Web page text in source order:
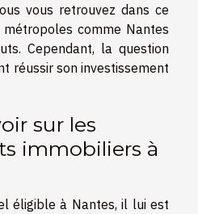
vous retrouvez dans ce
comme Nantes
Cependant, la question
réussir son investissement
sur les
immobiliers à
éligible à Nantes, il lui est